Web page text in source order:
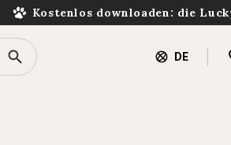
Kostenlos downloaden: die
DE